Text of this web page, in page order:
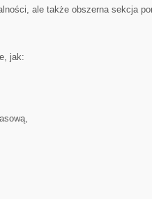
ale także obszerna sekcja
jak: